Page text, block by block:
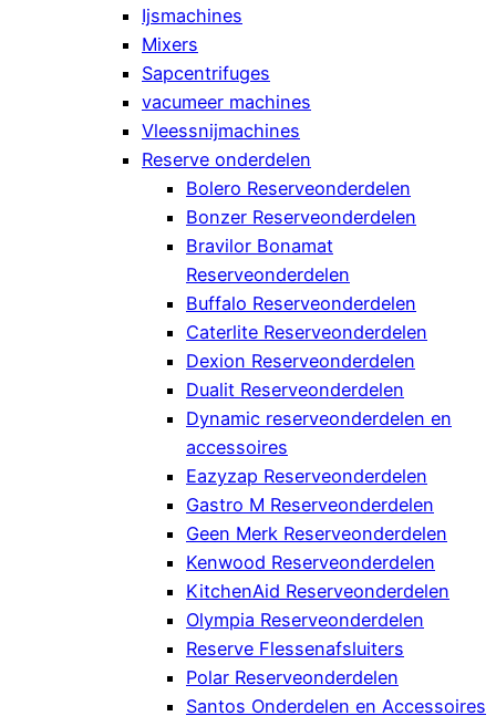
Ijsmachines
Mixers
Sapcentrifuges
vacumeer machines
Vleessnijmachines
Reserve onderdelen
Bolero Reserveonderdelen
Bonzer Reserveonderdelen
Bravilor Bonamat
Reserveonderdelen
Buffalo Reserveonderdelen
Caterlite Reserveonderdelen
Dexion Reserveonderdelen
Dualit Reserveonderdelen
Dynamic reserveonderdelen en
accessoires
Eazyzap Reserveonderdelen
Gastro M Reserveonderdelen
Geen Merk Reserveonderdelen
Kenwood Reserveonderdelen
KitchenAid Reserveonderdelen
Olympia Reserveonderdelen
Reserve Flessenafsluiters
Polar Reserveonderdelen
Santos Onderdelen en Accessoires